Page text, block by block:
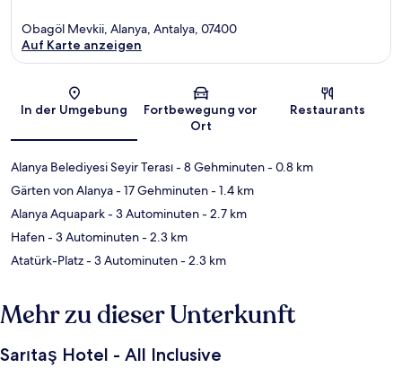
Karte
Obagöl Mevkii, Alanya, Antalya, 07400
Auf Karte anzeigen
In der Umgebung
Fortbewegung vor
Ort
Restaurants
Alanya Belediyesi Seyir Terası- 8 Gehminuten- 0.8 km
Gärten von Alanya- 17 Gehminuten- 1.4 km
Alanya Aquapark- 3 Autominuten- 2.7 km
Hafen- 3 Autominuten- 2.3 km
Atatürk-Platz- 3 Autominuten- 2.3 km
Mehr zu dieser Unterkunft
Sarıtaş Hotel - All Inclusive